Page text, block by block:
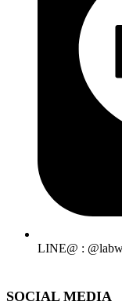
LINE@ :
SOCIAL MEDIA